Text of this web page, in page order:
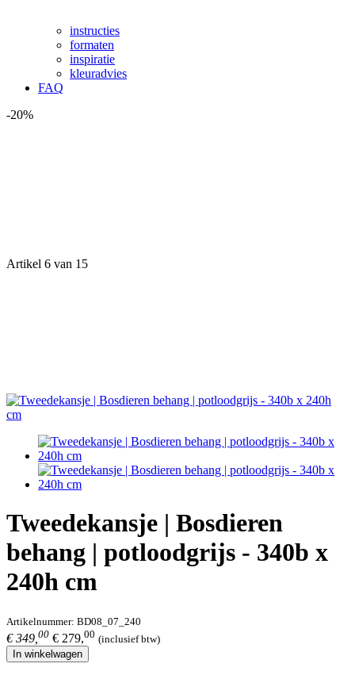
instructies
formaten
inspiratie
kleuradvies
FAQ
-20%
Artikel 6 van 15
Tweedekansje | Bosdieren
behang | potloodgrijs - 340b x
240h cm
Artikelnummer: BD08_07_240
€ 349, 00 € 279,00 (inclusief btw)
In winkelwagen